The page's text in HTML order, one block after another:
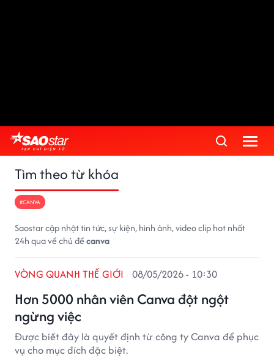
Tìm theo từ khóa
#CANVA
Saostar cập nhật tin tức, sự kiện, hình ảnh, video clip hot nhất
24h qua về chủ đềcanva
Hơn 5000 nhân viên Canva đột ngột
ngừng việc
VÒNG QUANH THẾ GIỚI 08/05/2026 - 10:30
Được biết đây là quyết định từ công ty Canva để phục
vụ cho mục đích đặc biệt.